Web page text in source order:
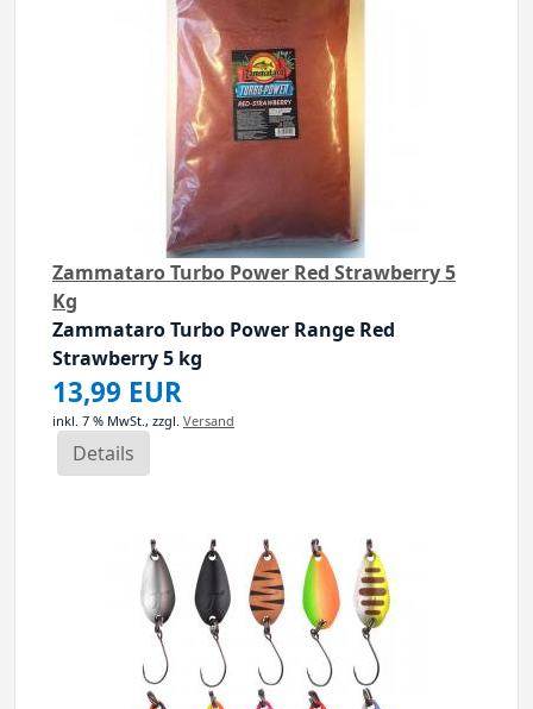
Zammataro Turbo Power Red Strawberry 5
Kg
Zammataro Turbo Power Range Red
Strawberry5 kg
13,99 EUR
inkl. 7 % MwSt., zzgl. Versand
Details